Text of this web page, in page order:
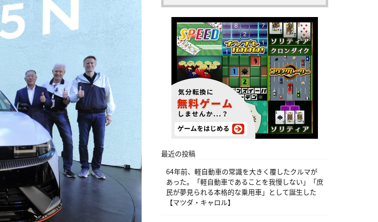
最近の投稿
64年前、軽自動車の常識を大きく覆したクルマが
あった。「軽自動車であることを我慢しない」「庶
民が夢見られる本格的な乗用車」として誕生した
【マツダ・キャロル】